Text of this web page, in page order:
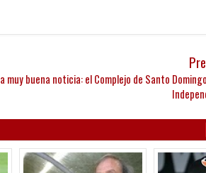
muy buena noticia: el Complejo de Santo